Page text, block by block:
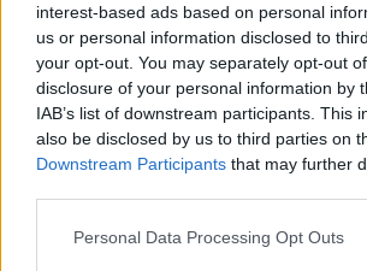
interest-based ads based on personal
us or personal information disclosed to
your opt-out. You may separately opt-out
disclosure of your personal information by
IAB’s list of downstream participants. This
also be disclosed by us to third parties on
Downstream Participants that may further
Please note that this website/app uses one
Personal Data Processing Opt Outs